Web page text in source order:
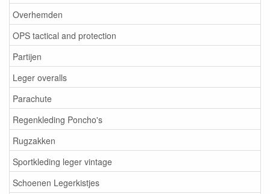
Overhemden
OPS tactical and protection
Partijen
Leger overalls
Parachute
Regenkleding Poncho's
Rugzakken
Sportkleding leger vintage
Schoenen Legerkistjes